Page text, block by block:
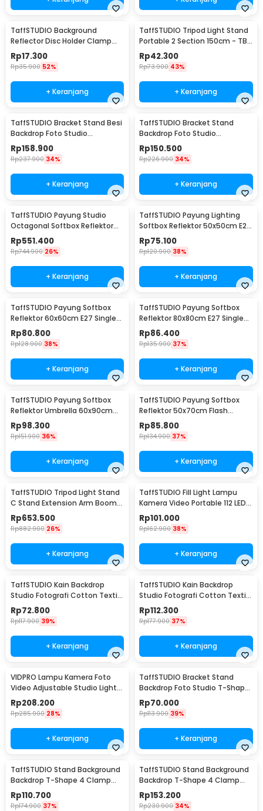
TaffSTUDIO Background
Reflector Disc Holder Clamp
Klip Reflektor - QM3622
Rp17.300
Rp35.900 52%
+ Keranjang
TaffSTUDIO Tripod Light Stand
Portable 2 Section 150cm - TB-
037
Rp42.300
Rp73.900 43%
+ Keranjang
TaffSTUDIO Bracket Stand Besi
Backdrop Foto Studio
200x200cm - DD-110
Rp158.900
Rp237.900 34%
+ Keranjang
TaffSTUDIO Bracket Stand
Backdrop Foto Studio
200x160cm - DD-110
Rp150.500
Rp226.900 34%
+ Keranjang
TaffSTUDIO Payung Studio
Octagonal Softbox Reflektor
Flash 90cm - KS90
Rp551.400
Rp744.900 26%
+ Keranjang
TaffSTUDIO Payung Lighting
Softbox Reflektor 50x50cm E27
Single Socket - LD-TZ206
Rp75.100
Rp120.900 38%
+ Keranjang
TaffSTUDIO Payung Softbox
Reflektor 60x60cm E27 Single
Socket - LD-TZ206
Rp80.800
Rp128.900 38%
+ Keranjang
TaffSTUDIO Payung Softbox
Reflektor 80x80cm E27 Single
Socket - LD-TZ206
Rp86.400
Rp135.900 37%
+ Keranjang
TaffSTUDIO Payung Softbox
Reflektor Umbrella 60x90cm
E27 Single Socket - LD-TZ206
Rp98.300
Rp151.900 36%
+ Keranjang
TaffSTUDIO Payung Softbox
Reflektor 50x70cm Flash
Mount - CY50
Rp85.800
Rp134.900 37%
+ Keranjang
TaffSTUDIO Tripod Light Stand
C Stand Extension Arm Boom
Arm 130cm - 330F
Rp653.500
Rp882.900 26%
+ Keranjang
TaffSTUDIO Fill Light Lampu
Kamera Video Portable 112 LED -
FT-112
Rp101.000
Rp162.900 38%
+ Keranjang
TaffSTUDIO Kain Backdrop
Studio Fotografi Cotton Textile
Muslin Cloth 190x280cm - B29
Rp72.800
Rp117.900 39%
+ Keranjang
TaffSTUDIO Kain Backdrop
Studio Fotografi Cotton Textile
Muslin Cloth 300x300cm - B29
Rp112.300
Rp177.900 37%
+ Keranjang
VIDPRO Lampu Kamera Foto
Video Adjustable Studio Light
Kit 416 LED 30W - LED-416
Rp208.200
Rp285.900 28%
+ Keranjang
TaffSTUDIO Bracket Stand
Backdrop Foto Studio T-Shape
with 2 Clip 60x70cm - M138
Rp70.000
Rp113.900 39%
+ Keranjang
TaffSTUDIO Stand Background
Backdrop T-Shape 4 Clamp
200x190cm - M139
Rp110.700
Rp174.900 37%
TaffSTUDIO Stand Background
Backdrop T-Shape 4 Clamp
200x260cm - M139
Rp153.200
Rp230.900 34%